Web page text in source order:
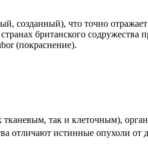
созданный), что точно
британского
(покраснение).
так и клеточным),
отличают истинные опухоли от